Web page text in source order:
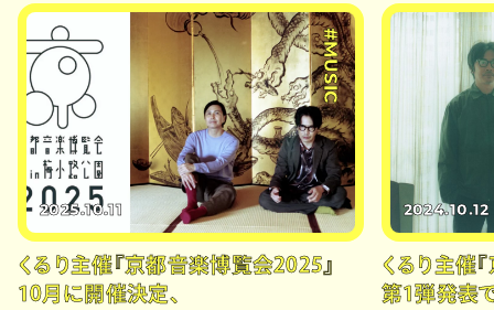
#MUSIC
2025.10.11
くるり主催『京都音楽博覧会2025』
10月に開催決定、
2024.10.12
くるり主催
第1弾発表